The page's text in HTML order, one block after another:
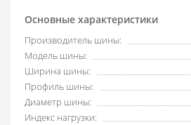
Основные характеристики
Производитель шины:
Модель шины:
Ширина шины:
Профиль шины:
Диаметр шины:
Индекс нагрузки: